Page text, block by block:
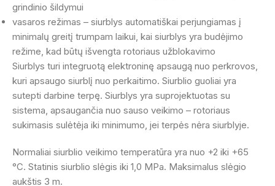
grindinio šildymui
vasaros režimas – siurblys automatiškai perjungiamas į
minimalų greitį trumpam laikui, kai siurblys yra budėjimo
režime, kad būtų išvengta rotoriaus užblokavimo
Siurblys turi integruotą elektroninę apsaugą nuo perkrovos,
kuri apsaugo siurblį nuo perkaitimo. Siurblio guoliai yra
sutepti darbine terpę. Siurblys yra suprojektuotas su
sistema, apsaugančia nuo sauso veikimo – rotoriaus
sukimasis sulėtėja iki minimumo, jei terpės nėra siurblyje.
Normaliai siurblio veikimo temperatūra yra nuo +2 iki +65
°C. Statinis siurblio slėgis iki 1,0 MPa. Maksimalus slėgio
aukštis 3 m.